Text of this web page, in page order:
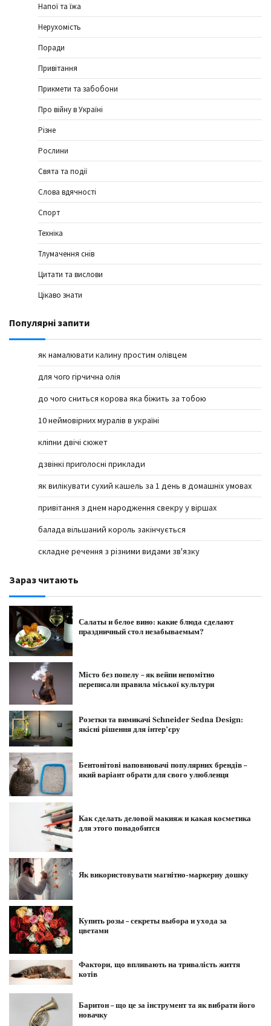
Напої та їжа
Нерухомість
Поради
Привітання
Прикмети та забобони
Про війну в Україні
Різне
Рослини
Свята та події
Слова вдячності
Спорт
Техніка
Тлумачення снів
Цитати та вислови
Цікаво знати
Популярні запити
як намалювати калину простим олівцем
для чого гірчична олія
до чого сниться корова яка біжить за тобою
10 неймовірних муралів в україні
кліпни двічі сюжет
дзвінкі приголосні приклади
як вилікувати сухий кашель за 1 день в домашніх умовах
привітання з днем народження свекру у віршах
балада вільшаний король закінчується
складне речення з різними видами зв'язку
Зараз читають
Салаты и белое вино: какие блюда сделают
праздничный стол незабываемым?
Місто без попелу – як вейпи непомітно
переписали правила міської культури
Розетки та вимикачі Schneider Sedna Design:
якісні рішення для інтер’єру
Бентонітові наповнювачі популярних брендів –
який варіант обрати для свого улюбленця
Как сделать деловой макияж и какая косметика
для этого понадобится
Як використовувати магнітно-маркерну дошку
Купить розы – секреты выбора и ухода за
цветами
Фактори, що впливають на тривалість життя
котів
Баритон – що це за інструмент та як вибрати його
новачку